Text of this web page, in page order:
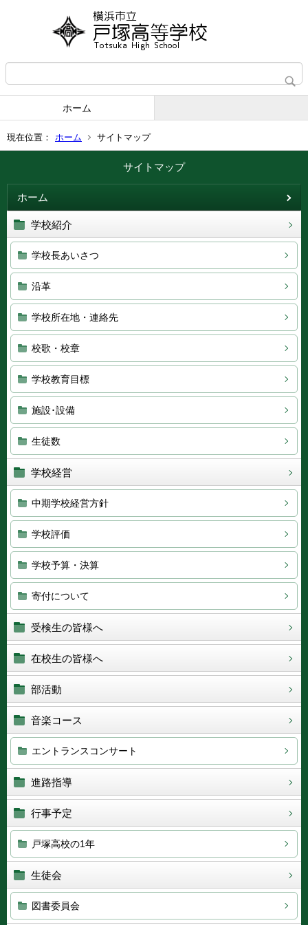
ホーム
現在位置： ホーム サイトマップ
サイトマップ
ホーム
学校紹介
学校長あいさつ
沿革
学校所在地・連絡先
校歌・校章
学校教育目標
施設･設備
生徒数
学校経営
中期学校経営方針
学校評価
学校予算・決算
寄付について
受検生の皆様へ
在校生の皆様へ
部活動
音楽コース
エントランスコンサート
進路指導
行事予定
戸塚高校の1年
生徒会
図書委員会